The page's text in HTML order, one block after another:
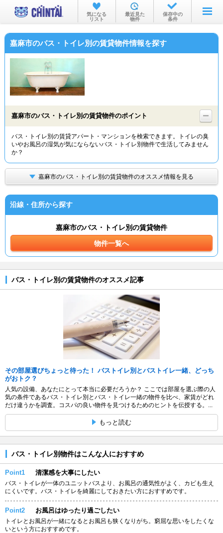
お部屋を探す
沿線・駅から
物件特集から
TOP
気になる
リスト
最近見た
物件
保存中の
条件
嘉麻市のバス・トイレ別の賃貸物件情報を探す
嘉麻市のバス・トイレ別の賃貸物件のポイント
バス・トイレ別の賃貸アパート・マンションを検索できます。トイレの臭
いやお風呂の湿気が気にならないバス・トイレ別物件で生活してみません
か？
嘉麻市のバス・トイレ別の賃貸物件のオススメ情報を見る
沿線・住所から探す
嘉麻市のバス・トイレ別の賃貸物件
物件一覧へ
バス・トイレ別の賃貸物件のオススメ記事
その部屋選びちょっと待った！ バストイレ別とバストイレ一緒、どっち
がおトク？
人気の設備、あなたにとって本当に必要だろうか？ ここでは部屋を選ぶ際の人
気の条件であるバス・トイレ別とバス・トイレ一緒の物件を比べ、家賃がどれ
だけ違うかを調査。コスパの良い物件を見つけるためのヒントを伝授する。...
もっと読む
バス・トイレ別物件はこんな人におすすめ
Point1 清潔感を大事にしたい
バス・トイレが一体のユニットバスより、お風呂の通気性がよく、カビも生え
にくいです。バス・トイレを綺麗にしておきたい方におすすめです。
Point2 お風呂はゆったり過ごしたい
トイレとお風呂が一緒になるとお風呂も狭くなりがち。窮屈な思いをしたくな
いという方におすすめです。